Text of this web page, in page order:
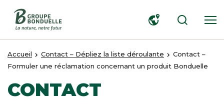
Accueil Contact – Dépliez la liste déroulante
Contact –
Formuler une réclamation concernant un produit Bonduelle
CONTACT